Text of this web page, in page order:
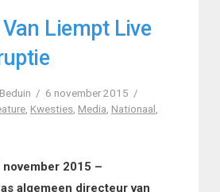
Liempt Live
6 november 2015
, Kwesties, Media, Nationaal,
2015 –
algemeen directeur van